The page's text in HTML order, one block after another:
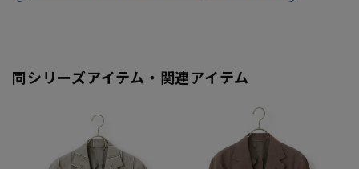
同シリーズアイテム・関連アイテム